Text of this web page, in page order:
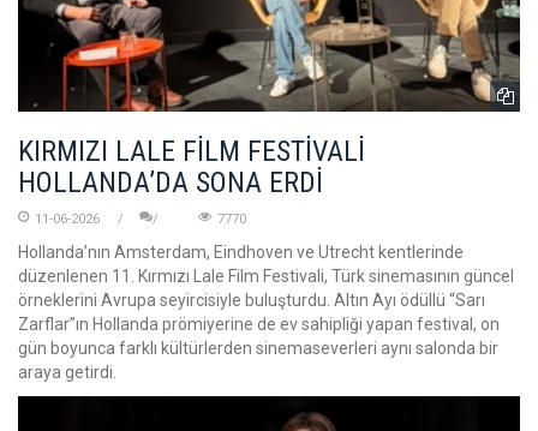
KIRMIZI LALE FİLM FESTİVALİ
HOLLANDA’DA SONA ERDİ
11-06-2026 7770
Hollanda’nın Amsterdam, Eindhoven ve Utrecht kentlerinde
düzenlenen 11. Kırmızı Lale Film Festivali, Türk sinemasının güncel
örneklerini Avrupa seyircisiyle buluşturdu. Altın Ayı ödüllü “Sarı
Zarflar”ın Hollanda prömiyerine de ev sahipliği yapan festival, on
gün boyunca farklı kültürlerden sinemaseverleri aynı salonda bir
araya getirdi.